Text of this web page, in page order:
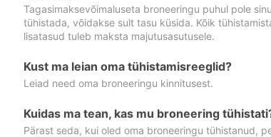
Tagasimaksevõimaluseta broneeringu puhul pole
tühistada, võidakse sult tasu küsida. Kõik
lisatasud tuleb maksta majutusasutusele.
Kust ma leian oma tühistamisreeglid?
Leiad need oma broneeringu kinnitusest.
Kuidas ma tean, kas mu broneering
Pärast seda, kui oled oma broneeringu tühistanud,